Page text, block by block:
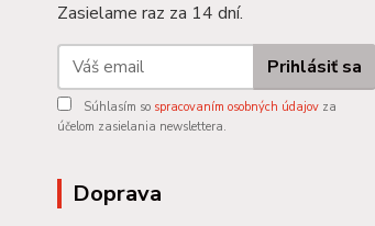
Zasielame raz za 14 dní.
Prihlásiť sa
Súhlasím so spracovaním osobných údajov za
účelom zasielania newslettera.
Doprava